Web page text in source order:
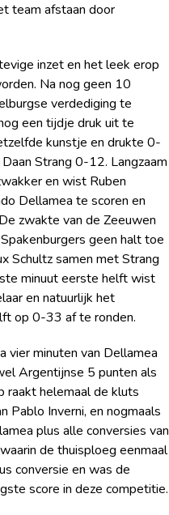
team afstaan door
inzet en het leek erop
Na nog geen 10
verdediging te
een tijdje druk uit te
kunstje en drukte 0-
Strang 0-12. Langzaam
en wist Ruben
Dellamea te scoren en
zwakte van de Zeeuwen
geen halt toe
Schultz samen met Strang
minuut eerste helft wist
en natuurlijk het
op 0-33 af te ronden.
minuten van Dellamea
Argentijnse 5 punten als
raakt helemaal de kluts
Pablo Inverni, en nogmaals
plus alle conversies van
de thuisploeg eenmaal
conversie en was de
score in deze competitie.